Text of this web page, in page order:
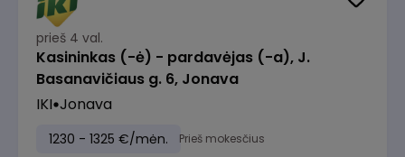
prieš 4 val.
Kasininkas (-ė) - pardavėjas (-a), J.
Basanavičiaus g. 6, Jonava
IKI Jonava
1230 - 1325 €/mėn. Prieš mokesčius